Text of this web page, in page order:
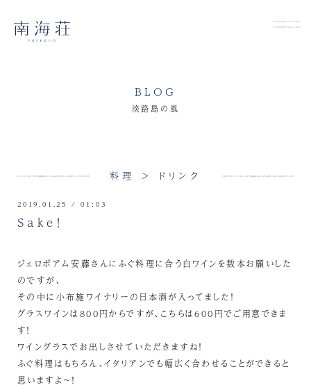
BLOG
淡路島の風
料理 > ドリンク
2019.01.25 / 01:03
Sake！
ジェロボアム安藤さんにふぐ料理に合う白ワインを数本お願いした
のですが、
その中に小布施ワイナリーの日本酒が入ってました！
グラスワインは800円からですが、こちらは600円でご用意できま
す！
ワイングラスでお出しさせていただきますね！
ふぐ料理はもちろん、イタリアンでも幅広く合わせることができると
思いますよ～！